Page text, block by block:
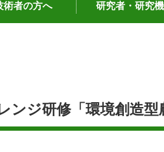
術者の方へ
介
研究者・研究
研究者の紹介
シーズ研究の成果
産学官連携
知的財産の保有状
知的財産の保有状
研究員の受入
研究活動不正行為
公的研究資金への
ンジ研修「環境創造型